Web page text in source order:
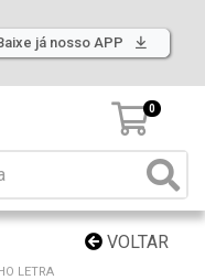
já nosso APP
0
VOLTAR
LETRA